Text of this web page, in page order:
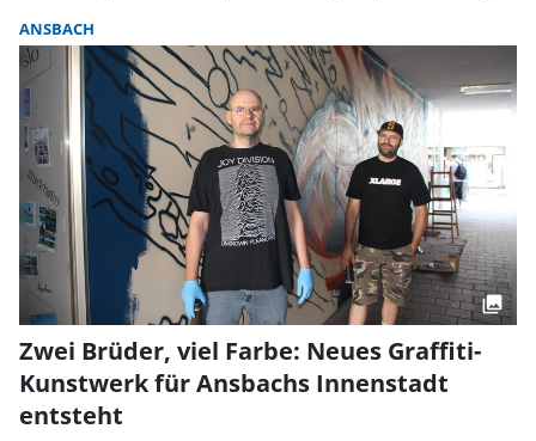
ANSBACH
Zwei Brüder, viel Farbe: Neues Graffiti-
Kunstwerk für Ansbachs Innenstadt
entsteht